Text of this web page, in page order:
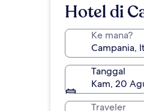
Hotel di
Ke mana?
Tanggal
Kam, 20
Traveler